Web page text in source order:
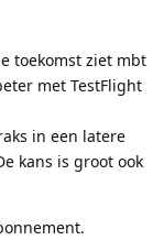
toekomst ziet mbt
met TestFlight
in een latere
kans is groot ook